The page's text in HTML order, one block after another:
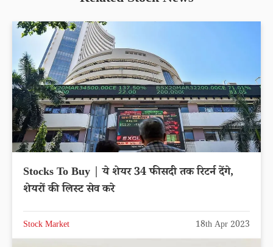
Stocks To Buy | ये शेयर 34 फीसदी तक रिटर्न देंगे,
शेयरों की लिस्ट सेव करे
Stock Market 18th Apr 2023